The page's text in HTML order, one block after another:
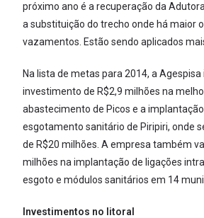
próximo ano é a recuperação da
a substituição do trecho onde há maior
vazamentos. Estão sendo aplicados
Na lista de metas para 2014, a
investimento de R$2,9 milhões na
abastecimento de Picos e a
esgotamento sanitário de Piripiri, onde
de R$20 milhões. A empresa também
milhões na implantação de ligações
esgoto e módulos sanitários em 14
Investimentos no litoral